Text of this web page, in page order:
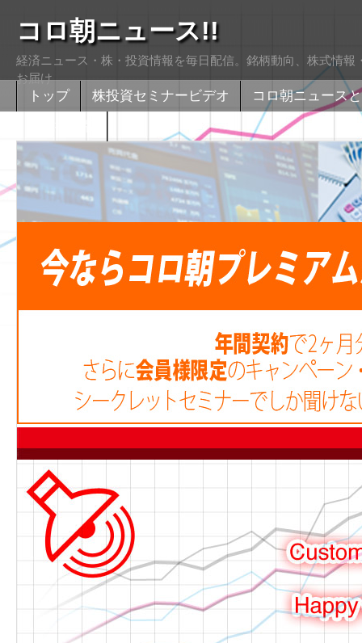
コロ朝ニュース!!
経済ニュース・株・投資情報を毎日配信。銘柄動向、株式情
お届け
トップ 株投資セミナービデオ
コロ朝ニュース